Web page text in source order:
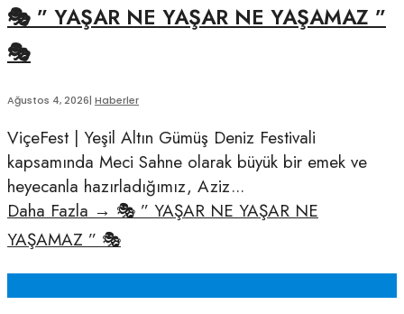
🎭 ” YAŞAR NE YAŞAR NE YAŞAMAZ ”
🎭
Ağustos 4, 2026| Haberler
ViçeFest | Yeşil Altın Gümüş Deniz Festivali
kapsamında Meci Sahne olarak büyük bir emek ve
heyecanla hazırladığımız, Aziz...
Daha Fazla → 🎭 ” YAŞAR NE YAŞAR NE
YAŞAMAZ ” 🎭